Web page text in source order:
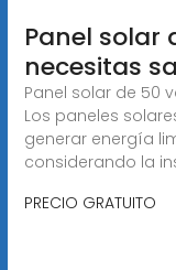
Panel solar
necesitas
Panel solar de 50
Los paneles
generar energía
considerando la
PRECIO GRATUITO